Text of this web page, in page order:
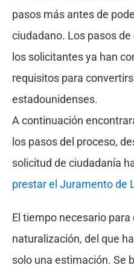
pasos más antes de
ciudadano. Los pasos
los solicitantes ya han
requisitos para
estadounidenses.
A continuación
los pasos del proceso,
solicitud de ciudadanía
prestar el Juramento de
El tiempo necesario
naturalización, del que
solo una estimación. Se